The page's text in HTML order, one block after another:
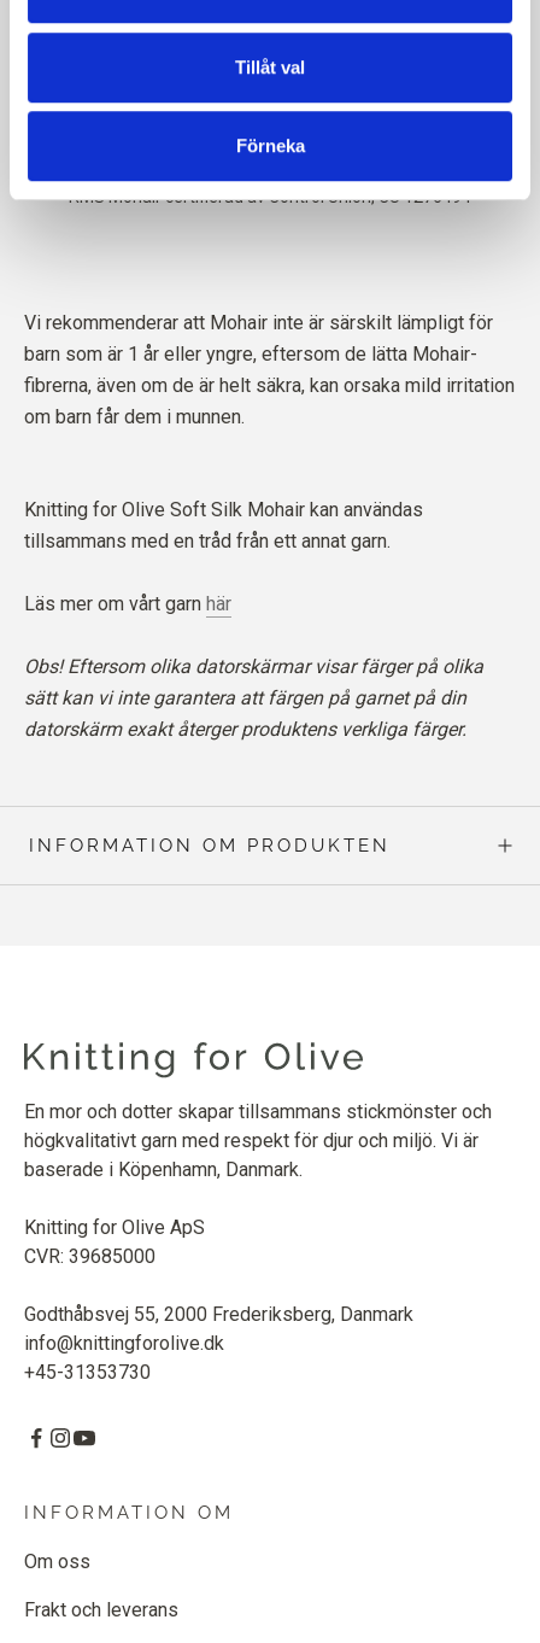
Tillåt val
Förneka
Vi rekommenderar att Mohair inte är särskilt lämpligt för
barn som är 1 år eller yngre, eftersom de lätta Mohair-
fibrerna, även om de är helt säkra, kan orsaka mild irritation
om barn får dem i munnen.
Knitting for Olive Soft Silk Mohair kan användas
tillsammans med en tråd från ett annat garn.
Läs mer om vårt garn här
Obs! Eftersom olika datorskärmar visar färger på olika
sätt kan vi inte garantera att färgen på garnet på din
datorskärm exakt återger produktens verkliga färger.
INFORMATION OM PRODUKTEN
En mor och dotter skapar tillsammans stickmönster och
högkvalitativt garn med respekt för djur och miljö. Vi är
baserade i Köpenhamn, Danmark.
Knitting for Olive ApS
CVR: 39685000
Godthåbsvej 55, 2000 Frederiksberg, Danmark
info@knittingforolive.dk
+45-31353730
INFORMATION OM
Om oss
Frakt och leverans